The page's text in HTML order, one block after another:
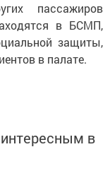
пассажиров
в БСМП,
защиты,
в палате.
в